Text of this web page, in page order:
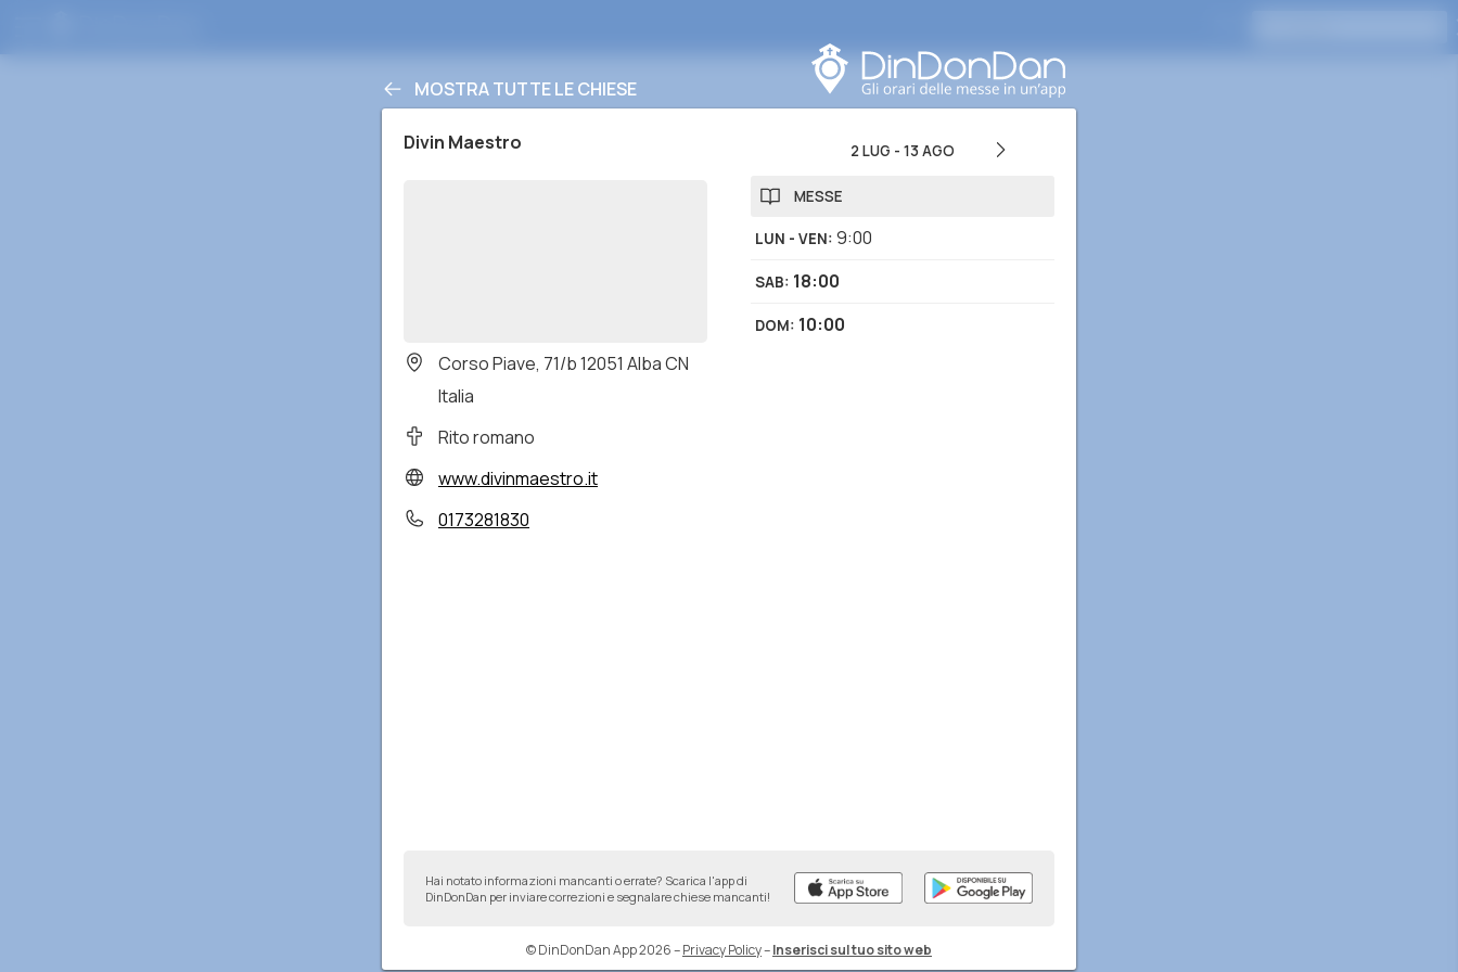
MOSTRA TUTTE LE CHIESE
Divin Maestro
Corso Piave, 71/b 12051 Alba CN
Italia
Rito romano
www.divinmaestro.it
0173281830
2 LUG - 13 AGO
MESSE
LUN - VEN: 9:00
SAB: 18:00
DOM: 10:00
Hai notato informazioni mancanti o errate? Scarica l'app di
DinDonDan per inviare correzioni e segnalare chiese mancanti!
© DinDonDan App 2026–Privacy Policy–Inserisci sul tuo sito web